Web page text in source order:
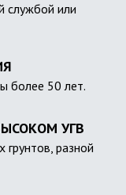
службой или
более 50 лет.
УГВ
грунтов, разной